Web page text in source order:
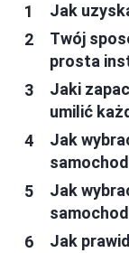
Jak
Twój
prosta
Jaki
umilić
Jak
Jak
Jak